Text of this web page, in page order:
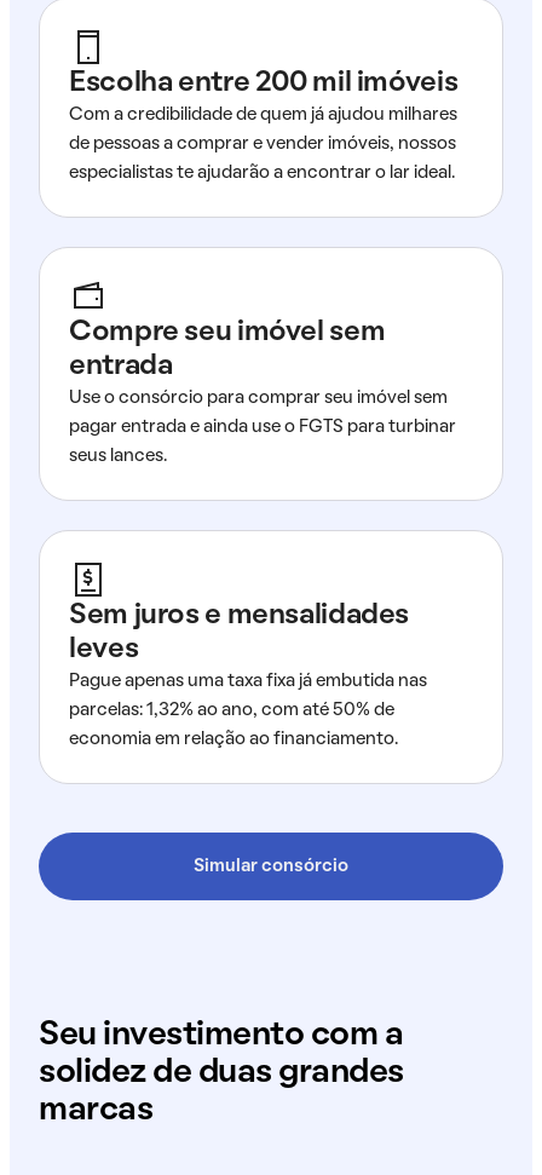
Escolha entre 200 mil imóveis
Com a credibilidade de quem já ajudou milhares
de pessoas a comprar e vender imóveis, nossos
especialistas te ajudarão a encontrar o lar ideal.
Compre seu imóvel sem
entrada
Use o consórcio para comprar seu imóvel sem
pagar entrada e ainda use o FGTS para turbinar
seus lances.
Sem juros e mensalidades
leves
Pague apenas uma taxa fixa já embutida nas
parcelas: 1,32% ao ano, com até 50% de
economia em relação ao financiamento.
Simular consórcio
Seu investimento com a
solidez de duas grandes
marcas